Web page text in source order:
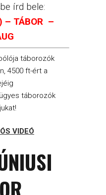
írd bele:
– TÁBOR –
táborozók
4500 ft-ért a
táborozók
VIDEÓ